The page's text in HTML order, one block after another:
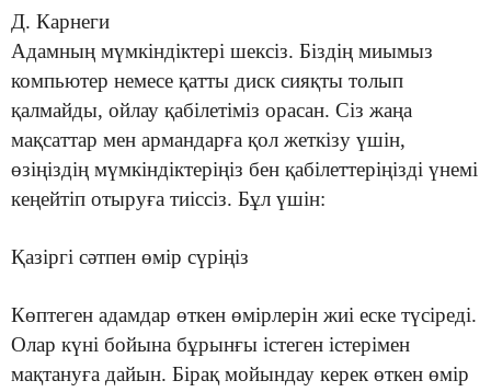
Д. Карнеги
Адамның мүмкіндіктері шексіз. Біздің миымыз
компьютер немесе қатты диск сияқты толып
қалмайды, ойлау қабілетіміз орасан. Сіз жаңа
мақсаттар мен армандарға қол жеткізу үшін,
өзіңіздің мүмкіндіктеріңіз бен қабілеттеріңізді үнемі
кеңейтіп отыруға тиіссіз. Бұл үшін:
Қазіргі сәтпен өмір сүріңіз
Көптеген адамдар өткен өмірлерін жиі еске түсіреді.
Олар күні бойына бұрынғы істеген істерімен
мақтануға дайын. Бірақ мойындау керек өткен өмір